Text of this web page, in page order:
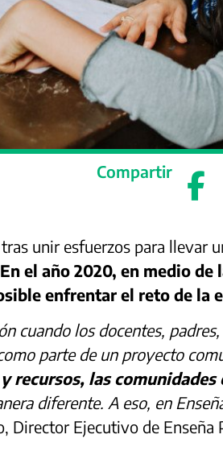
Compartir
unir esfuerzos para llevar
En el año 2020, en medio de
enfrentar el reto de la
cuando los docentes,
parte de un proyecto
recursos, las
diferente. A eso, en
Director Ejecutivo de Enseña